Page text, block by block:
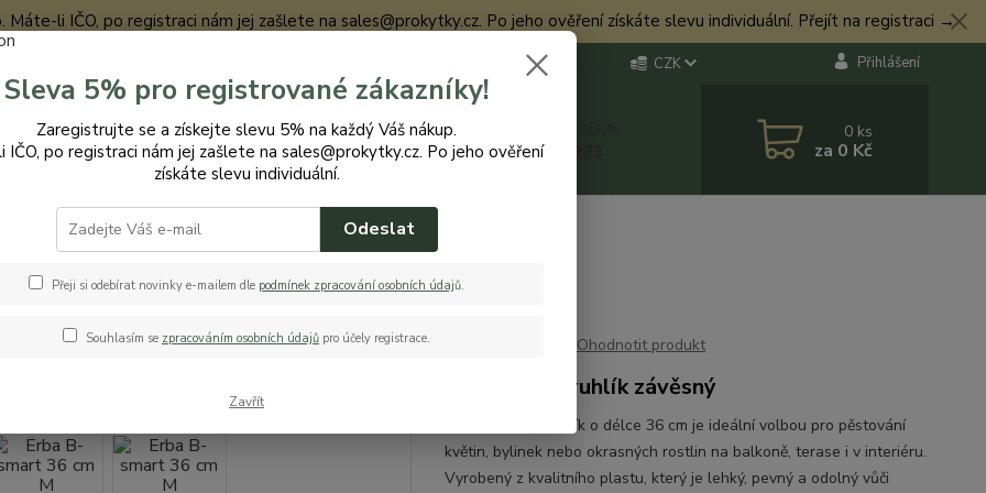
Máte-li IČO, po registraci nám jej zašlete na sales@prokytky.cz. Po jeho ověření získáte slevu individuální. Přejít na registraci →
CZK Přihlášení
Hledat Nevíte si rady? Zavolejte.
+420 774 544 973
0 ks
za 0 Kč
Truhlíky Erba B-smart 36 cm M
B-smart 36 cm M
Ohodnotit produkt
Balkonový truhlík závěsný
Erba B-smart truhlík o délce 36 cm je ideální volbou pro pěstování
květin, bylinek nebo okrasných rostlin na balkoně, terase i v interiéru.
Vyrobený z kvalitního plastu, který je lehký, pevný a odolný vůči
Sleva 5% pro registrované zákazníky!
Zaregistrujte se a získejte slevu 5% na každý Váš nákup.
IČO, po registraci nám jej zašlete na sales@prokytky.cz. Po jeho ověření
získáte slevu individuální.
Odeslat
Přeji si odebírat novinky e-mailem dle podmínek zpracování osobních údajů.
Souhlasím se zpracováním osobních údajů pro účely registrace.
Zavřít